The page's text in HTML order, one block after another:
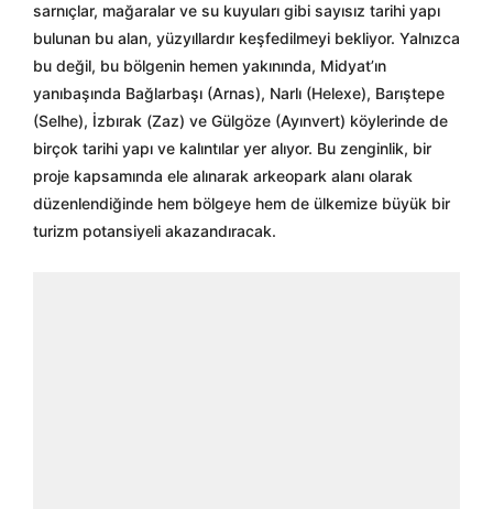
sarnıçlar, mağaralar ve su kuyuları gibi sayısız tarihi yapı
bulunan bu alan, yüzyıllardır keşfedilmeyi bekliyor. Yalnızca
bu değil, bu bölgenin hemen yakınında, Midyat’ın
yanıbaşında Bağlarbaşı (Arnas), Narlı (Helexe), Barıştepe
(Selhe), İzbırak (Zaz) ve Gülgöze (Ayınvert) köylerinde de
birçok tarihi yapı ve kalıntılar yer alıyor. Bu zenginlik, bir
proje kapsamında ele alınarak arkeopark alanı olarak
düzenlendiğinde hem bölgeye hem de ülkemize büyük bir
turizm potansiyeli akazandıracak.